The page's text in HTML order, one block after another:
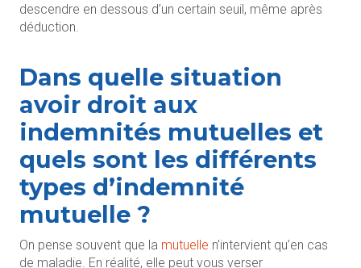
descendre en dessous d’un certain seuil, même après
déduction.
Dans quelle situation
avoir droit aux
indemnités mutuelles et
quels sont les différents
types d’indemnité
mutuelle ?
On pense souvent que la mutuelle n’intervient qu’en cas
de maladie. En réalité, elle peut vous verser